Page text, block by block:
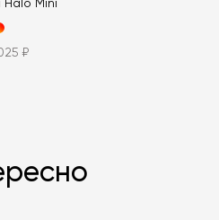
Halo Mini
₽